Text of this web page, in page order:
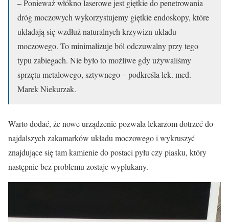
– Ponieważ włókno laserowe jest giętkie do penetrowania
dróg moczowych wykorzystujemy giętkie endoskopy, które
układają się wzdłuż naturalnych krzywizn układu
moczowego. To minimalizuje ból odczuwalny przy tego
typu zabiegach. Nie było to możliwe gdy używaliśmy
sprzętu metalowego, sztywnego – podkreśla lek. med.
Marek Niekurzak.
Warto dodać, że nowe urządzenie pozwala lekarzom dotrzeć do
najdalszych zakamarków układu moczowego i wykruszyć
znajdujące się tam kamienie do postaci pyłu czy piasku, który
następnie bez problemu zostaje wypłukany.